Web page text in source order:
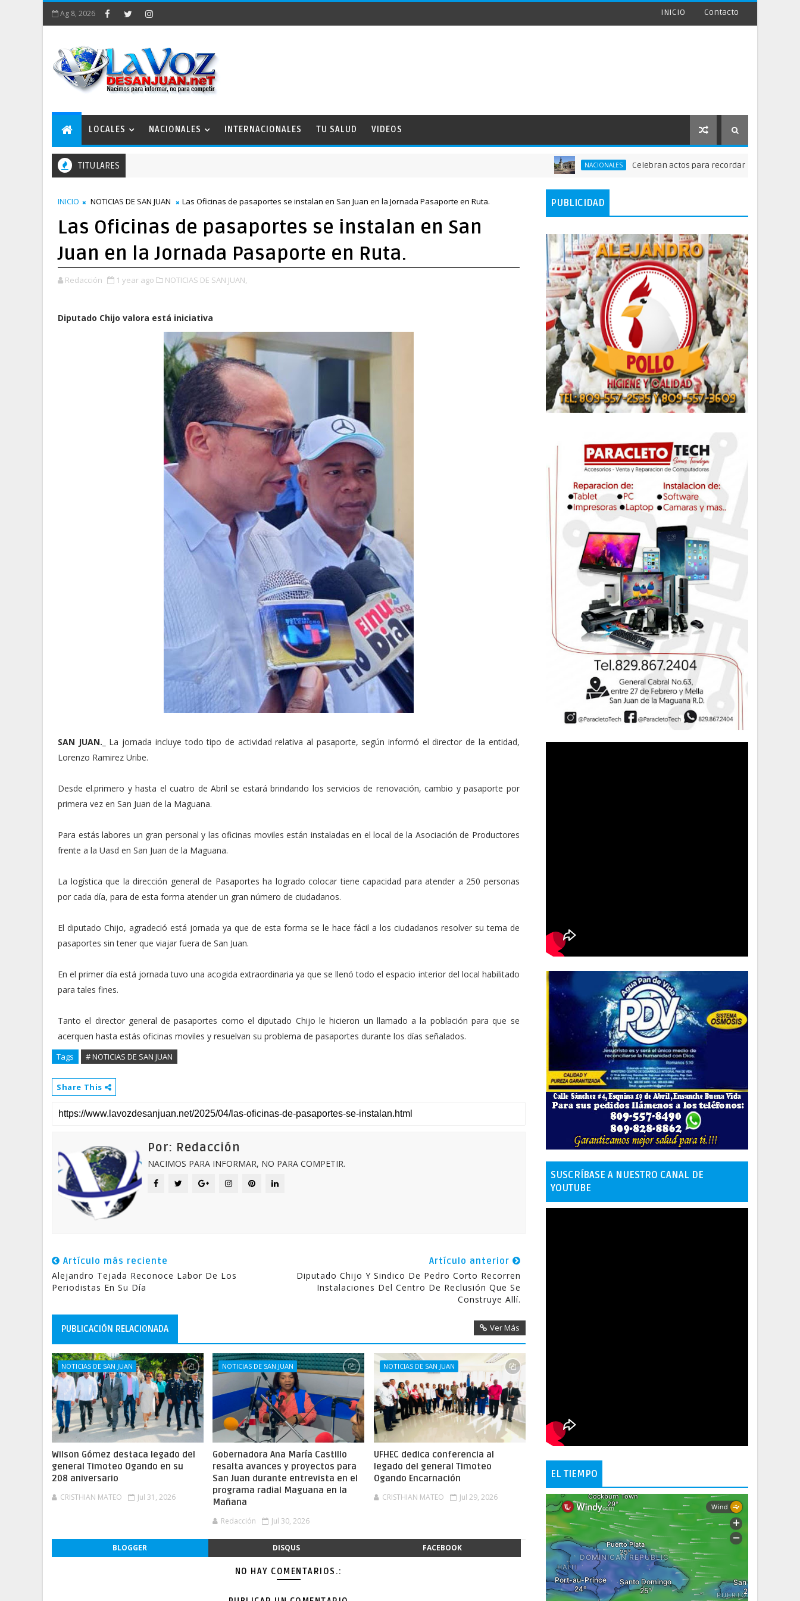
Ag 8, 2026 INICIO Contacto
LOCALES NACIONALES INTERNACIONALES TU SALUD VIDEOS
TITULARES NACIONALES Celebran actos para recordar la fundación de Santo
INICIO NOTICIAS DE SAN JUAN Las Oficinas de pasaportes se instalan en San Juan en la Jornada Pasaporte en Ruta.
Las Oficinas de pasaportes se instalan en San
Juan en la Jornada Pasaporte en Ruta.
Redacción 1 year ago NOTICIAS DE SAN JUAN,
Diputado Chijo valora está iniciativa
SAN JUAN._
La jornada incluye todo tipo de actividad relativa al pasaporte, según informó el director de la entidad,
Lorenzo Ramirez Uribe.
Desde el.primero y hasta el cuatro de Abril se estará brindando los servicios de renovación, cambio y pasaporte por
primera vez en San Juan de la Maguana.
Para estás labores un gran personal y las oficinas moviles están instaladas en el local de la Asociación de Productores
frente a la Uasd en San Juan de la Maguana.
La logística que la dirección general de Pasaportes ha logrado colocar tiene capacidad para atender a 250 personas
por cada día, para de esta forma atender un gran número de ciudadanos.
El diputado Chijo, agradeció está jornada ya que de esta forma se le hace fácil a los ciudadanos resolver su tema de
pasaportes sin tener que viajar fuera de San Juan.
En el primer día está jornada tuvo una acogida extraordinaria ya que se llenó todo el espacio interior del local habilitado
para tales fines.
Tanto el director general de pasaportes como el diputado Chijo le hicieron un llamado a la población para que se
acerquen hasta estás oficinas moviles y resuelvan su problema de pasaportes durante los días señalados.
Tags # NOTICIAS DE SAN JUAN
Share This
Por: Redacción
NACIMOS PARA INFORMAR, NO PARA COMPETIR.
Artículo más reciente
Alejandro Tejada Reconoce Labor De Los
Periodistas En Su Día
Artículo anterior
Diputado Chijo Y Sindico De Pedro Corto Recorren
Instalaciones Del Centro De Reclusión Que Se
Construye Allí.
PUBLICACIÓN RELACIONADA Ver Más
NOTICIAS DE SAN JUAN
Wilson Gómez destaca legado del
general Timoteo Ogando en su
208 aniversario
CRISTHIAN MATEO Jul 31, 2026
NOTICIAS DE SAN JUAN
Gobernadora Ana María Castillo
resalta avances y proyectos para
San Juan durante entrevista en el
programa radial Maguana en la
Mañana
Redacción Jul 30, 2026
NOTICIAS DE SAN JUAN
UFHEC dedica conferencia al
legado del general Timoteo
Ogando Encarnación
CRISTHIAN MATEO Jul 29, 2026
BLOGGER DISQUS FACEBOOK
NO HAY COMENTARIOS.:
PUBLICIDAD
SUSCRÍBASE A NUESTRO CANAL DE
YOUTUBE
EL TIEMPO